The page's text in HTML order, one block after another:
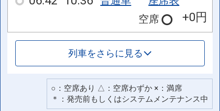
空席
+0円
列車をさらに見る
○：空席あり △：空席わずか ×：満席
＊：発売前もしくはシステムメンテナンス中